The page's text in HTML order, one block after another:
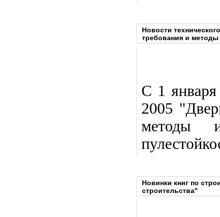
Новости
требования и методы
С 1
2005
методы
Новинки книг по
строительства"